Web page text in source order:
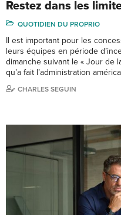
Restez dans les
QUOTIDIEN DU PROPRIO
Il est important pour les
leurs équipes en période
dimanche suivant le « Jour de
qu’a fait l’administration
CHARLES SEGUIN